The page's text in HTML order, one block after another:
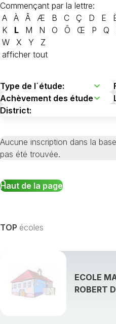
Commençant par la lettre:
A
À Â Æ B C Ç D E
K
L M N O Ô Œ P Q
W
X Y
Z
afficher tout
Aucune inscription dans la
pas été trouvée.
Haut de la page
TOP écoles
ECOLE
ROBERT